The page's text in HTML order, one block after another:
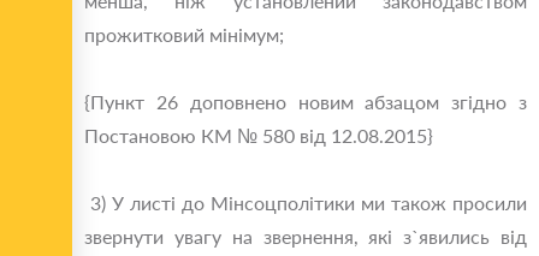
прожитковий мінімум;
{Пункт 26 доповнено новим абзацом згідно з
Постановою КМ № 580 від 12.08.2015}
3) У листі до Мінсоцполітики ми також просили
звернути увагу на звернення, які з`явились від